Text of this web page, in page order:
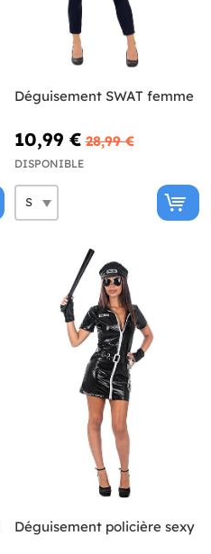
Déguisement SWAT femme
10,99 € 28,99 €
DISPONIBLE
Déguisement policière sexy